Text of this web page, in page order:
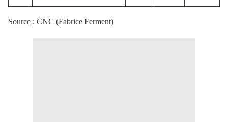
Source : CNC (Fabrice Ferment)